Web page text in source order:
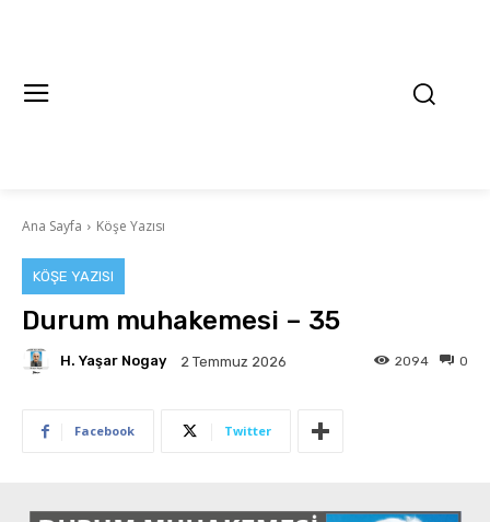
Ana Sayfa Köşe Yazısı
KÖŞE YAZISI
Durum muhakemesi – 35
H. Yaşar Nogay 2 Temmuz 2026 0
2094
Facebook Twitter